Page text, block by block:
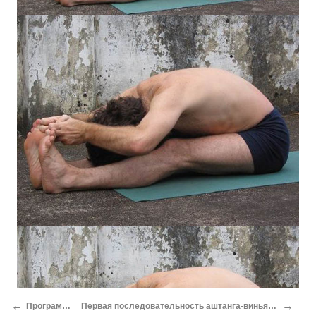
← Программы практики Первая последовательность аштанга-виньяса-йоги (демонстрация: Михаэль Джекель) →